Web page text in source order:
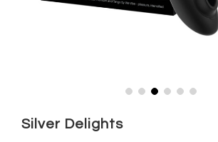
Silver Delights